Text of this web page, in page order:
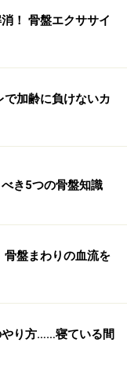
！ 骨盤エクササイ
で加齢に負けないカ
き5つの骨盤知識
骨盤まわりの血流を
り方……寝ている間